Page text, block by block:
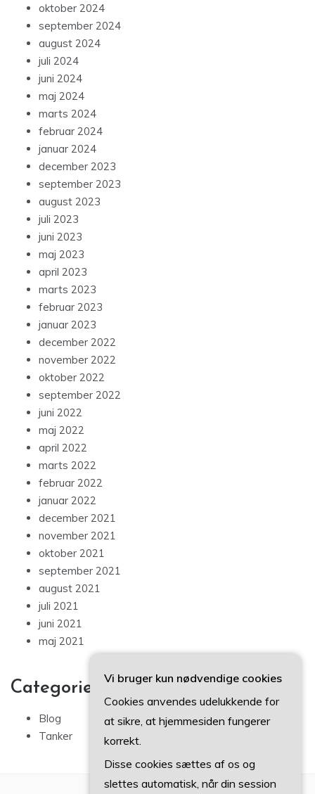
oktober 2024
september 2024
august 2024
juli 2024
juni 2024
maj 2024
marts 2024
februar 2024
januar 2024
december 2023
september 2023
august 2023
juli 2023
juni 2023
maj 2023
april 2023
marts 2023
februar 2023
januar 2023
december 2022
november 2022
oktober 2022
september 2022
juni 2022
maj 2022
april 2022
marts 2022
februar 2022
januar 2022
december 2021
november 2021
oktober 2021
september 2021
august 2021
juli 2021
juni 2021
maj 2021
Categories
Blog
Tanker
Vi bruger kun nødvendige cookies
Cookies anvendes udelukkende for
at sikre, at hjemmesiden fungerer
korrekt.
Disse cookies sættes af os og
slettes automatisk, når din session